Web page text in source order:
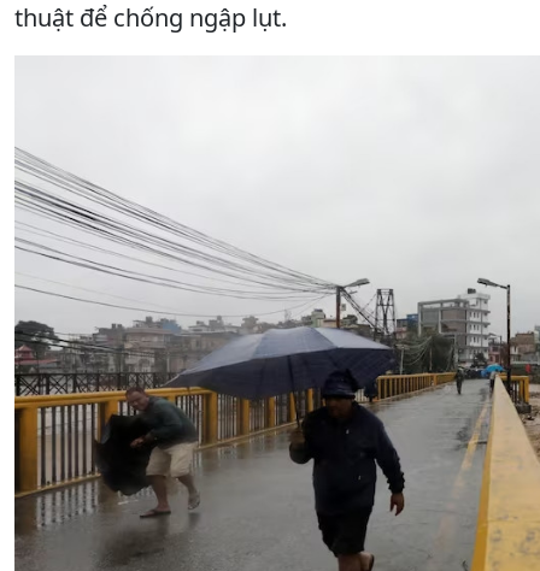
thuật để chống ngập lụt.